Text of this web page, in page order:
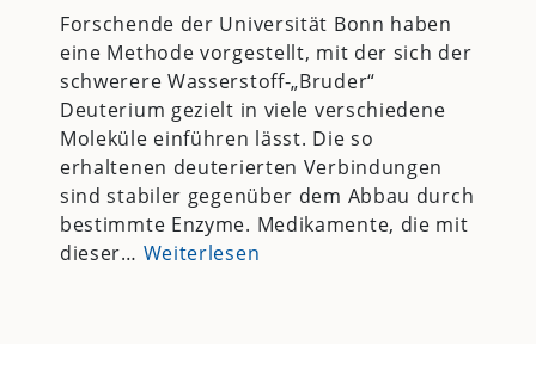
Forschende der Universität Bonn haben
eine Methode vorgestellt, mit der sich der
schwerere Wasserstoff-„Bruder“
Deuterium gezielt in viele verschiedene
Moleküle einführen lässt. Die so
erhaltenen deuterierten Verbindungen
sind stabiler gegenüber dem Abbau durch
bestimmte Enzyme. Medikamente, die mit
dieser… Weiterlesen